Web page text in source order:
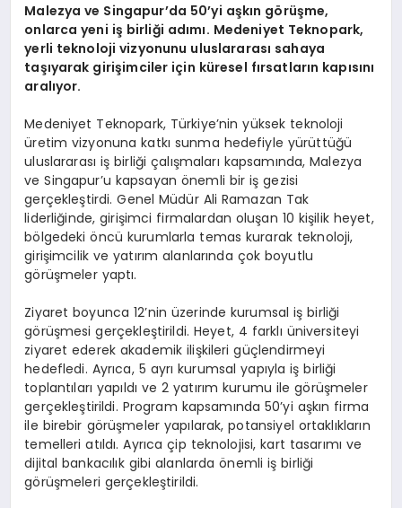
Malezya ve Singapur’da 50’yi aşkın görüşme,
onlarca yeni iş birliği adımı. Medeniyet Teknopark,
yerli teknoloji vizyonunu uluslararası sahaya
taşıyarak girişimciler için küresel fırsatların kapısını
aralıyor.
Medeniyet Teknopark, Türkiye’nin yüksek teknoloji
üretim vizyonuna katkı sunma hedefiyle yürüttüğü
uluslararası iş birliği çalışmaları kapsamında, Malezya
ve Singapur’u kapsayan önemli bir iş gezisi
gerçekleştirdi. Genel Müdür Ali Ramazan Tak
liderliğinde, girişimci firmalardan oluşan 10 kişilik heyet,
bölgedeki öncü kurumlarla temas kurarak teknoloji,
girişimcilik ve yatırım alanlarında çok boyutlu
görüşmeler yaptı.
Ziyaret boyunca 12’nin üzerinde kurumsal iş birliği
görüşmesi gerçekleştirildi. Heyet, 4 farklı üniversiteyi
ziyaret ederek akademik ilişkileri güçlendirmeyi
hedefledi. Ayrıca, 5 ayrı kurumsal yapıyla iş birliği
toplantıları yapıldı ve 2 yatırım kurumu ile görüşmeler
gerçekleştirildi. Program kapsamında 50’yi aşkın firma
ile birebir görüşmeler yapılarak, potansiyel ortaklıkların
temelleri atıldı. Ayrıca çip teknolojisi, kart tasarımı ve
dijital bankacılık gibi alanlarda önemli iş birliği
görüşmeleri gerçekleştirildi.